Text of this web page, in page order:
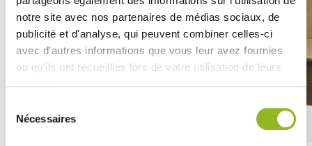
notre site avec nos partenaires de médias sociaux, de
publicité et d'analyse, qui peuvent combiner celles-ci
avec d'autres informations que vous leur avez fournies
ou qu'ils ont recueillies lors de votre utilisation de leurs
Nécessaires